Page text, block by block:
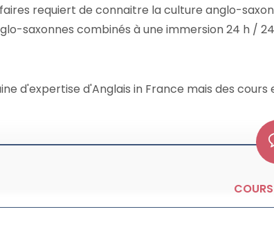
requiert de connaitre la culture anglo-
saxonnes combinés à une immersion 24 h /
d'expertise d'Anglais in France mais des cours